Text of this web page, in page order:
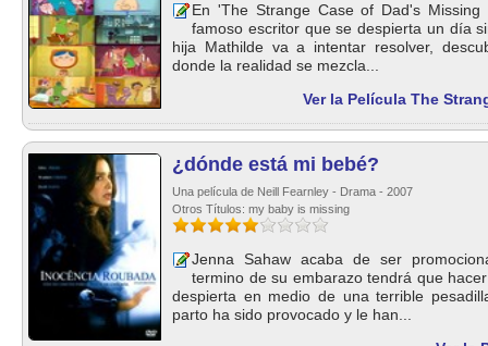
En 'The Strange Case of Dad's
famoso escritor que se despierta un día
hija Mathilde va a intentar resolver,
donde la realidad se mezcla...
Ver la Película The
¿dónde está mi bebé?
Una película de Neill Fearnley - Drama - 2007
Otros Títulos: my baby is missing
Jenna Sahaw acaba de ser
termino de su embarazo tendrá que
despierta en medio de una terrible
parto ha sido provocado y le han...